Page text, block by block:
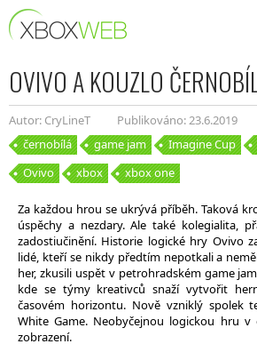
OVIVO A KOUZLO
Autor: CryLineT
Publikováno: 23.6.2019
černobílá
game jam Imagine Cup
Ovivo
xbox xbox one
Za každou hrou se ukrývá příběh. Taková
úspěchy a nezdary. Ale také kolegialita,
zadostiučinění. Historie logické hry Ovivo
lidé, kteří se nikdy předtím nepotkali a
her, zkusili uspět v petrohradském game
kde se týmy kreativců snaží vytvořit
časovém horizontu. Nově vzniklý spolek
White Game. Neobyčejnou logickou hru v
zobrazení.